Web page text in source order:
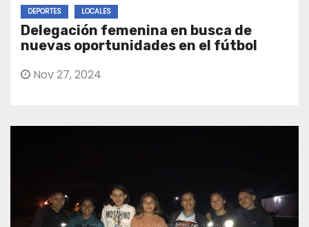
DEPORTES LOCALES
Delegación femenina en busca de
nuevas oportunidades en el fútbol
Nov 27, 2024